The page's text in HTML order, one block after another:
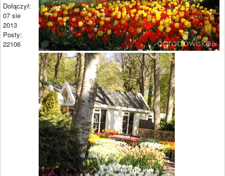
Dołączył:
07 sie
2013
Posty:
22106